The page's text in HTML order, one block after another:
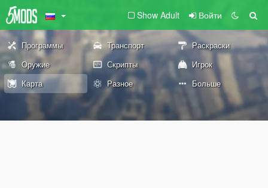
Show Adult Войти
Программы Транспорт
Раскраски
Оружие
Скрипты
Игрок
Карта
Разное Больше